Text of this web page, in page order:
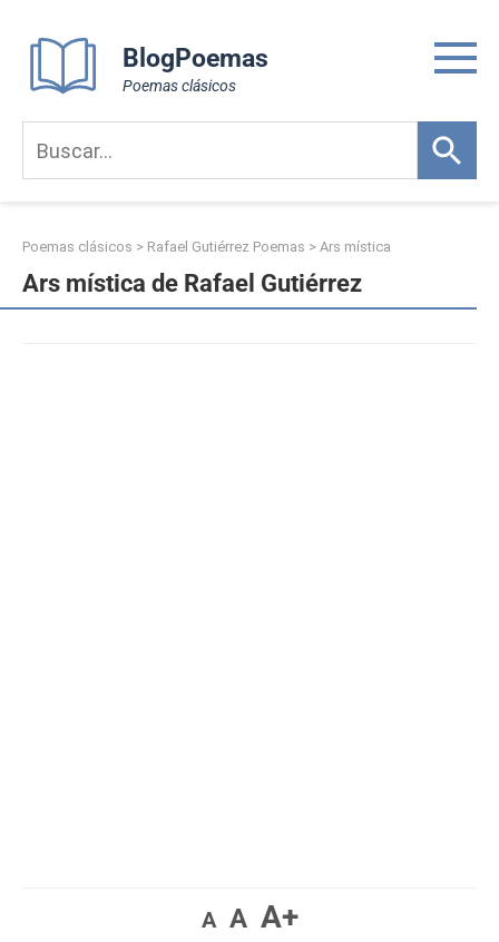
content
BlogPoemas
Poemas clásicos
Poemas clásicos > Rafael Gutiérrez Poemas > Ars mística
Ars mística de Rafael Gutiérrez
A A A+